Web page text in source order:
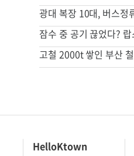
HelloKtown